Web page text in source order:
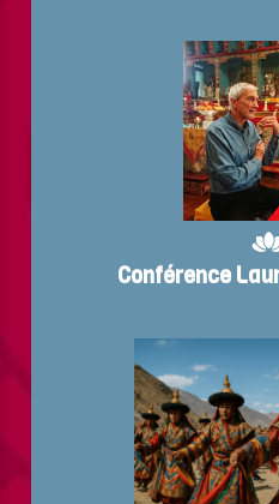
Conférence